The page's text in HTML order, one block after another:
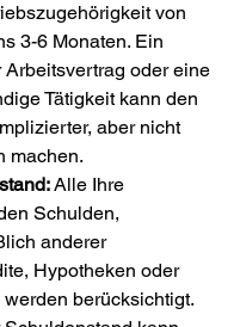
von
3-6 Monaten. Ein
Arbeitsvertrag oder eine
Tätigkeit kann den
aber nicht
machen.
Alle Ihre
Schulden,
anderer
Hypotheken oder
berücksichtigt.